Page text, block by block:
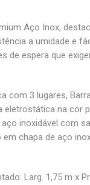
Aço Inox,
a umidade e
de espera que
com 3 lugares,
eletrostática na cor
inoxidável com
chapa de aço
Larg. 1,75 m x